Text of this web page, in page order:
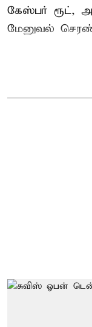
கேஸ்பர் ரூட்,
மேனுவல்